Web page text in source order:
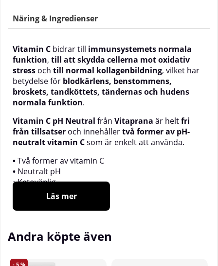
Näring & Ingredienser
Vitamin C bidrar till immunsystemets normala
funktion, till att skydda cellerna mot oxidativ
stress och till normal kollagenbildning, vilket har
betydelse för blodkärlens, benstommens,
broskets, tandköttets, tändernas och hudens
normala funktion.
Vitamin C pH Neutral från Vitaprana är heltfri
från tillsatser och innehållertvå former av pH-
neutralt vitamin Csom är enkelt att använda.
•Två former av vitamin C
• Neutralt pH
•Ketovänlig
250 serveringar
inte kan tillverka själv, vilket gör det viktigt att få i sig
Läs mer
Andra köpte även
5